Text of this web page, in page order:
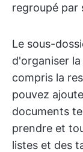
regroupé par
Le sous-
d'organiser
compris la
pouvez
documents
prendre et
listes et des